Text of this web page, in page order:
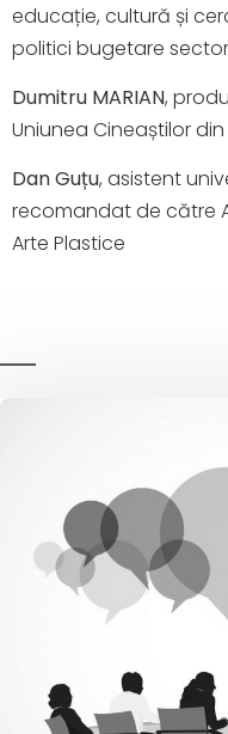
educație, cultură și
politici bugetare
Dumitru MARIAN,
Uniunea Cineaștilor
Dan Guțu, asistent
recomandat de către
Arte Plastice